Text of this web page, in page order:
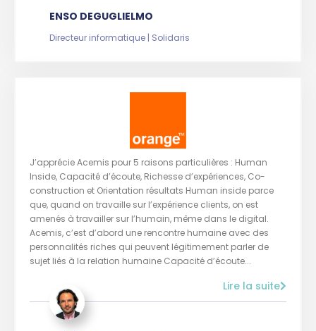
ENSO DEGUGLIELMO
Directeur informatique | Solidaris
J’apprécie Acemis pour 5 raisons particulières : Human
Inside, Capacité d’écoute, Richesse d’expériences, Co-
construction et Orientation résultats Human inside parce
que, quand on travaille sur l’expérience clients, on est
amenés à travailler sur l’humain, même dans le digital.
Acemis, c’est d’abord une rencontre humaine avec des
personnalités riches qui peuvent légitimement parler de
sujet liés à la relation humaine Capacité d’écoute...
Lire la suite